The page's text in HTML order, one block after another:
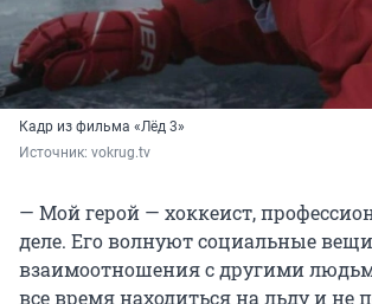
Кадр из фильма «Лёд 3»
Источник: vokrug.tv
— Мой герой — хоккеист,
деле. Его волнуют социальные
взаимоотношения с другими
все время находиться на льду и не